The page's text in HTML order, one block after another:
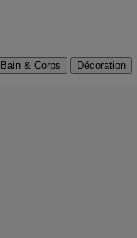
Bain & Corps Décoration